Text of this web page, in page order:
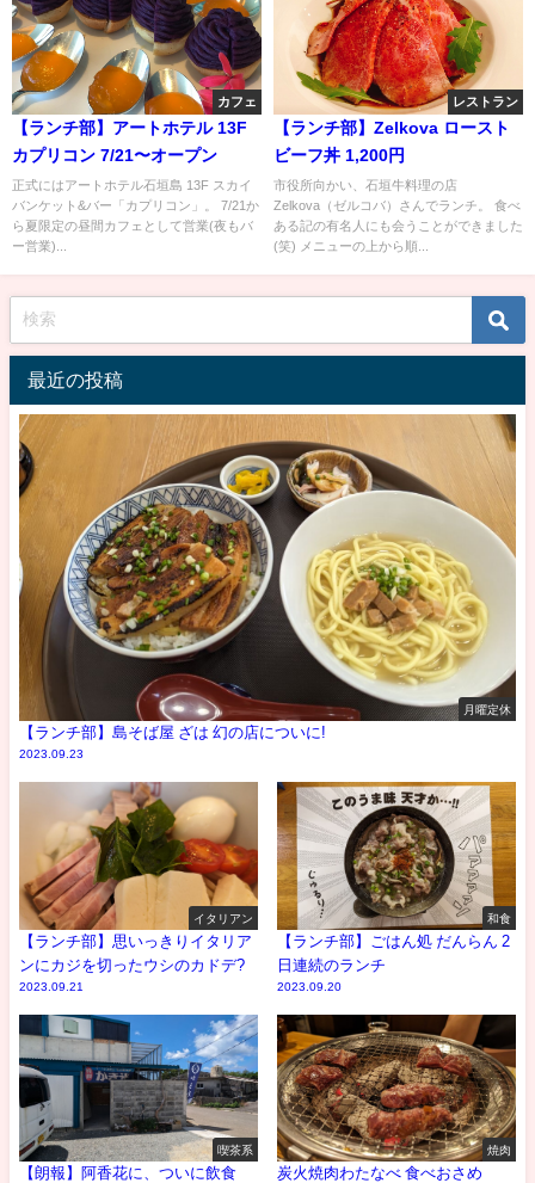
カフェ
【ランチ部】アートホテル 13F
カプリコン 7/21〜オープン
正式にはアートホテル石垣島 13F スカイ
バンケット&バー「カプリコン」。 7/21か
ら夏限定の昼間カフェとして営業(夜もバ
ー営業)...
レストラン
【ランチ部】Zelkova ロースト
ビーフ丼 1,200円
市役所向かい、石垣牛料理の店
Zelkova（ゼルコバ）さんでランチ。 食べ
ある記の有名人にも会うことができました
(笑) メニューの上から順...
最近の投稿
月曜定休
【ランチ部】島そば屋 ざは 幻の店についに!
2023.09.23
イタリアン
【ランチ部】思いっきりイタリア
ンにカジを切ったウシのカドデ?
2023.09.21
和食
【ランチ部】ごはん処 だんらん 2
日連続のランチ
2023.09.20
喫茶系
【朗報】阿香花に、ついに飲食
焼肉
炭火焼肉わたなべ 食べおさめ